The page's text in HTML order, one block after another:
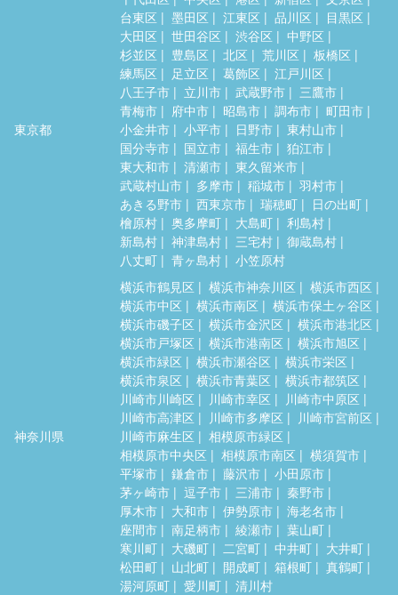
東京都
台東区
墨田区 江東区 品川区
目黒区
大田区
世田谷区 渋谷区
中野区
杉並区
豊島区 北区 荒川区
板橋区
練馬区
足立区 葛飾区
江戸川区
八王子市
立川市 武蔵野市
三鷹市
青梅市
府中市 昭島市 調布市
町田市
小金井市
小平市 日野市
東村山市
国分寺市
国立市 福生市
狛江市
東大和市
清瀬市
東久留米市
武蔵村山市
多摩市 稲城市
羽村市
あきる野市
西東京市 瑞穂町
日の出町
檜原村
奥多摩町 大島町
利島村
新島村
神津島村 三宅村
御蔵島村
八丈町
青ヶ島村 小笠原村
神奈川県
横浜市鶴見区 横浜市神奈川区
横浜市西区
横浜市中区
横浜市南区
横浜市保土ヶ谷区
横浜市磯子区
横浜市金沢区
横浜市港北区
横浜市戸塚区
横浜市港南区
横浜市旭区
横浜市緑区
横浜市瀬谷区
横浜市栄区
横浜市泉区
横浜市青葉区
横浜市都筑区
川崎市川崎区
川崎市幸区
川崎市中原区
川崎市高津区
川崎市多摩区
川崎市宮前区
川崎市麻生区
相模原市緑区
相模原市中央区
相模原市南区
横須賀市
平塚市
鎌倉市 藤沢市
小田原市
茅ヶ崎市
逗子市 三浦市
秦野市
厚木市
大和市 伊勢原市
海老名市
座間市
南足柄市 綾瀬市
葉山町
寒川町
大磯町 二宮町 中井町
大井町
松田町
山北町 開成町 箱根町
真鶴町
湯河原町
愛川町 清川村